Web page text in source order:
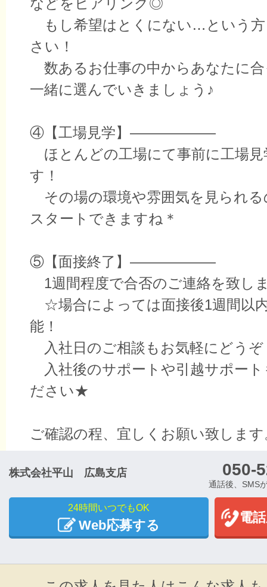
などをヒアリング◎
もし希望はとくにない…という方
さい！
数あるお仕事の中からあなたに
一緒に選んでいきましょう♪
④【工場見学】――――――
ほとんどの工場にて事前に工場見
す！
その場の環境や雰囲気を見られる
スタートできますね＊
⑤【面接終了】――――――
1週間程度で合否のご連絡を致し
☆場合によっては面接後1週間以
能！
入社日のご相談もお気軽にどうぞ
入社後のサポートや引越サポート
ださい★
ご確認の程、宜しくお願い致します
株式会社平山 広島支店 050-
通話後、SMS
24時間いつでもOK
Web応募する
電